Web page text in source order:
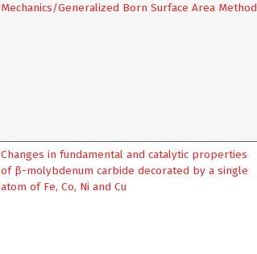
Mechanics/Generalized Born Surface Area Method
Changes in fundamental and catalytic properties
of β-molybdenum carbide decorated by a single
atom of Fe, Co, Ni and Cu